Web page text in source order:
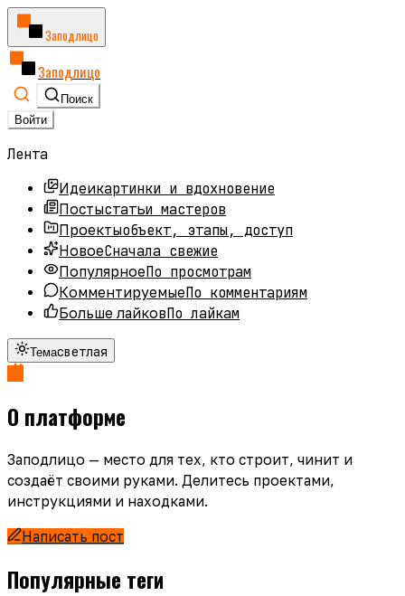
Заподлицо
Заподлицо
Поиск
Войти
Лента
Идеикартинки и вдохновение
Постыстатьи мастеров
Проектыобъект, этапы, доступ
НовоеСначала свежие
ПопулярноеПо просмотрам
КомментируемыеПо комментариям
Больше лайковПо лайкам
Темасветлая
О платформе
Заподлицо — место для тех, кто строит, чинит и
создаёт своими руками. Делитесь проектами,
инструкциями и находками.
Написать пост
Популярные теги